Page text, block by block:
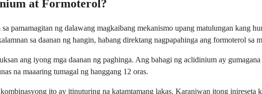
at Formoterol?
pamamagitan ng dalawang magkaibang mekanismo upang matulungan kang
sa daanan ng hangin, habang direktang nagpapahinga ang formoterol sa
ang iyong mga daanan ng paghinga. Ang bahagi ng aclidinium ay
na maaaring tumagal ng hanggang 12 oras.
ito ay itinuturing na katamtamang lakas. Karaniwan itong